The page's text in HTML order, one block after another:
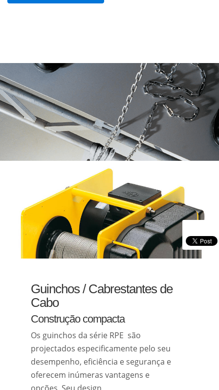
Guinchos / Cabrestantes de
Cabo
Construção compacta
Os guinchos da série RPE são
projectados especificamente pelo seu
desempenho, eficiência e segurança e
oferecem inúmeras vantagens e